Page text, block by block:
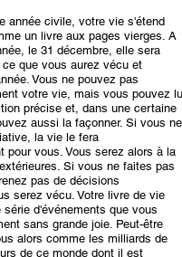
année civile, votre vie s'étend
un livre aux pages vierges. A
le 31 décembre, elle sera
que vous aurez vécu et
Vous ne pouvez pas
votre vie, mais vous pouvez lui
précise et, dans une certaine
aussi la façonner. Si vous ne
la vie le fera
pour vous. Vous serez alors à la
Si vous ne faites pas
pas de décisions
serez vécu. Votre livre de vie
série d'événements que vous
sans grande joie. Peut-être
alors comme les milliards de
de ce monde dont il est